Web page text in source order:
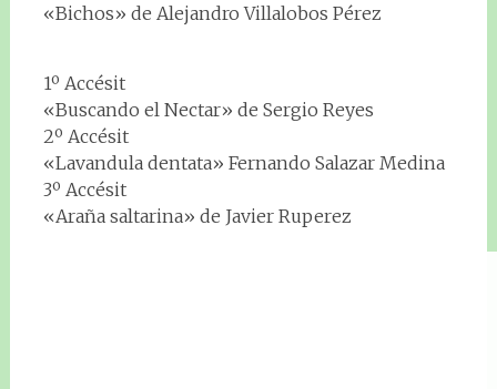
«Bichos» de Alejandro Villalobos Pérez
1º Accésit
«Buscando el Nectar» de Sergio Reyes
2º Accésit
«Lavandula dentata» Fernando Salazar Medina
3º Accésit
«Araña saltarina» de Javier Ruperez